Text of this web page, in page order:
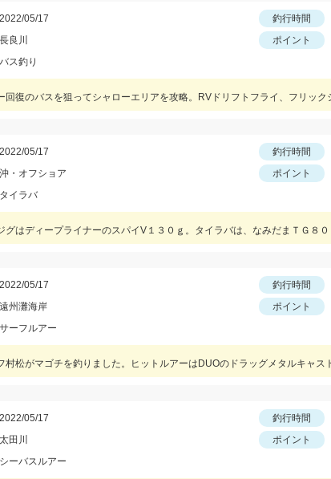
2022/05/17 釣行時間
長良川 ポイント
バス釣り
回復のバスを狙ってシャローエリアを攻略。RVドリフトフライ、フリック
2022/05/17 釣行時間
沖・オフショア ポイント
タイラバ
グはディープライナーのスパイV１３０ｇ。タイラバは、なみだまＴＧ８
2022/05/17 釣行時間
遠州灘海岸 ポイント
サーフルアー
村松がマゴチを釣りました。ヒットルアーはDUOのドラッグメタルキャス
2022/05/17 釣行時間
太田川 ポイント
シーバスルアー